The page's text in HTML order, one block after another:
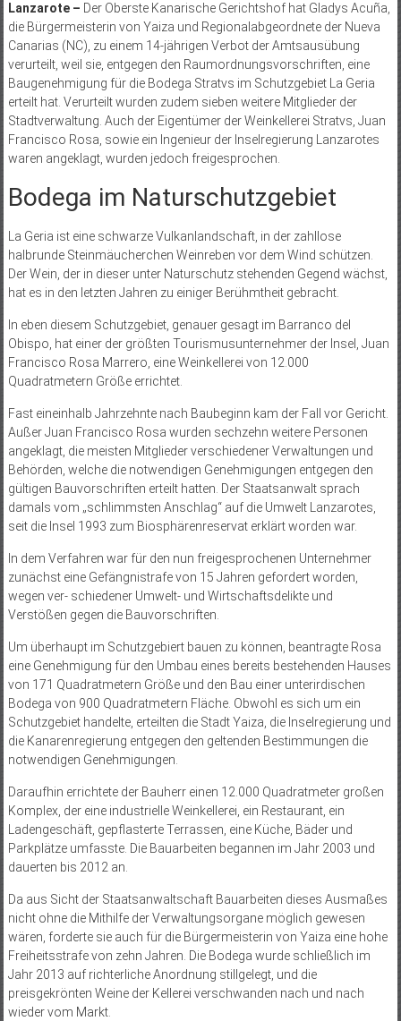
Lanzarote – Der Oberste Kanarische Gerichtshof hat Gladys Acuña,
die Bürgermeisterin von Yaiza und Regionalabgeordnete der Nueva
Canarias (NC), zu einem 14-jährigen Verbot der Amtsausübung
verurteilt, weil sie, entgegen den Raumordnungsvorschriften, eine
Baugenehmigung für die Bodega Stratvs im Schutzgebiet La Geria
erteilt hat. Verurteilt wurden zudem sieben weitere Mitglieder der
Stadtverwaltung. Auch der Eigentümer der Weinkellerei Stratvs, Juan
Francisco Rosa, sowie ein Ingenieur der Inselregierung Lanzarotes
waren angeklagt, wurden jedoch freigesprochen.
Bodega im Naturschutzgebiet
La Geria ist eine schwarze Vulkanlandschaft, in der zahllose
halbrunde Steinmäucherchen Weinreben vor dem Wind schützen.
Der Wein, der in dieser unter Naturschutz stehenden Gegend wächst,
hat es in den letzten Jahren zu einiger Berühmtheit gebracht.
In eben diesem Schutzgebiet, genauer gesagt im Barranco del
Obispo, hat einer der größten Tourismusunternehmer der Insel, Juan
Francisco Rosa Marrero, eine Weinkellerei von 12.000
Quadratmetern Größe errichtet.
Fast eineinhalb Jahrzehnte nach Baubeginn kam der Fall vor Gericht.
Außer Juan Francisco Rosa wurden sechzehn weitere Personen
angeklagt, die meisten Mitglieder verschiedener Verwaltungen und
Behörden, welche die notwendigen Genehmigungen entgegen den
gültigen Bauvorschriften erteilt hatten. Der Staatsanwalt sprach
damals vom „schlimmsten Anschlag“ auf die Umwelt Lanzarotes,
seit die Insel 1993 zum Biosphärenreservat erklärt worden war.
In dem Verfahren war für den nun freigesprochenen Unternehmer
zunächst eine Gefängnistrafe von 15 Jahren gefordert worden,
wegen ver- schiedener Umwelt- und Wirtschaftsdelikte und
Verstößen gegen die Bauvorschriften.
Um überhaupt im Schutzgebiert bauen zu können, beantragte Rosa
eine Genehmigung für den Umbau eines bereits bestehenden Hauses
von 171 Quadratmetern Größe und den Bau einer unterirdischen
Bodega von 900 Quadratmetern Fläche. Obwohl es sich um ein
Schutzgebiet handelte, erteilten die Stadt Yaiza, die Inselregierung und
die Kanarenregierung entgegen den geltenden Bestimmungen die
notwendigen Genehmigungen.
Daraufhin errichtete der Bauherr einen 12.000 Quadratmeter großen
Komplex, der eine industrielle Weinkellerei, ein Restaurant, ein
Ladengeschäft, gepflasterte Terrassen, eine Küche, Bäder und
Parkplätze umfasste. Die Bauarbeiten begannen im Jahr 2003 und
dauerten bis 2012 an.
Da aus Sicht der Staatsanwaltschaft Bauarbeiten dieses Ausmaßes
nicht ohne die Mithilfe der Verwaltungsorgane möglich gewesen
wären, forderte sie auch für die Bürgermeisterin von Yaiza eine hohe
Freiheitsstrafe von zehn Jahren. Die Bodega wurde schließlich im
Jahr 2013 auf richterliche Anordnung stillgelegt, und die
preisgekrönten Weine der Kellerei verschwanden nach und nach
wieder vom Markt.